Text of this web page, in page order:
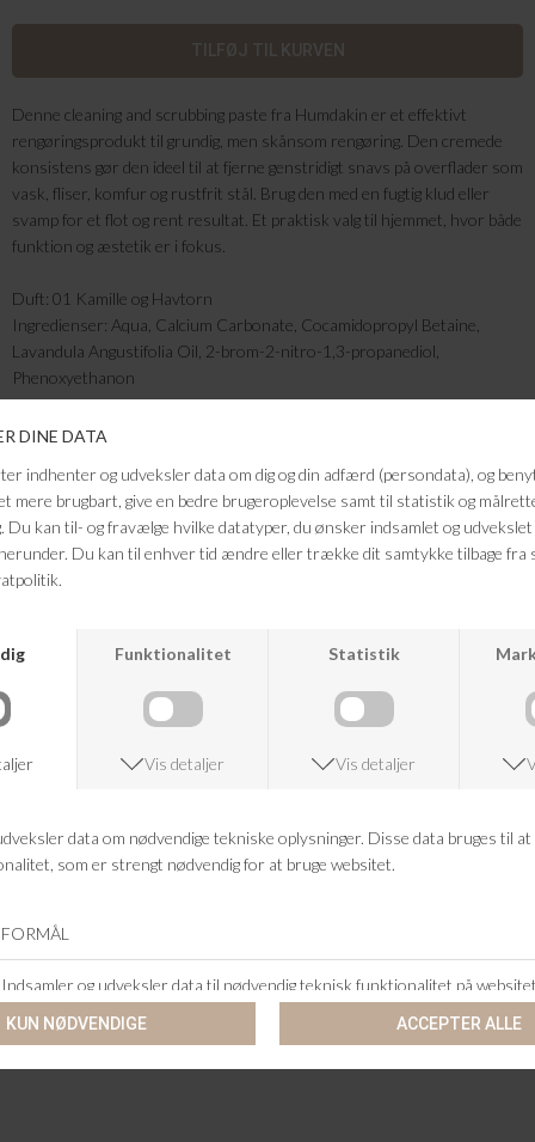
Denne cleaning and scrubbing paste fra Humdakin er et effektivt
rengøringsprodukt til grundig, men skånsom rengøring. Den cremede
konsistens gør den ideel til at fjerne genstridigt snavs på overflader som
vask, fliser, komfur og rustfrit stål. Brug den med en fugtig klud eller
svamp for et flot og rent resultat. Et praktisk valg til hjemmet, hvor både
funktion og æstetik er i fokus.
Duft: 01 Kamille og Havtorn
Ingredienser: Aqua, Calcium Carbonate, Cocamidopropyl Betaine,
Lavandula Angustifolia Oil, 2-brom-2-nitro-1,3-propanediol,
Phenoxyethanon
Sådan bruges den:
Test på et lille, ikke-synligt område.
Fugt den overflade, der skal rengøres, og brug en svamp eller klud til at
rengøre.
Vi anbefaler ikke at rengøre malede overflader!
For optimal effekt skal der være et tyndt lag af produktet på den
klud.
Når produktet er tørt, frisk det op med en dråbe vand.
VED KØB OVER 500,-
14 DAGES RETURRET
ANDRE KØBTE OGSÅ